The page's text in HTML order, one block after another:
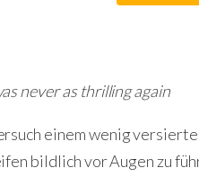
never as thrilling again
einem wenig
bildlich vor Augen zu